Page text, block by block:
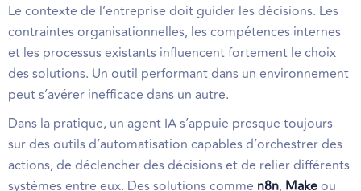
Le contexte de l’entreprise doit guider les décisions. Les
contraintes organisationnelles, les compétences internes
et les processus existants influencent fortement le choix
des solutions. Un outil performant dans un environnement
peut s’avérer inefficace dans un autre.
Dans la pratique, un agent IA s’appuie presque toujours
sur des outils d’automatisation capables d’orchestrer des
actions, de déclencher des décisions et de relier différents
systèmes entre eux. Des solutions comme n8n, Makeou